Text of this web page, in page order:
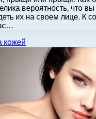
вероятность, что
их на своем лице. К
кожей